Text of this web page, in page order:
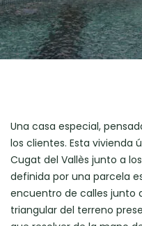
Una casa especial,
los clientes. Esta vivienda
Cugat del Vallès junto a
definida por una parcela
encuentro de calles junto
triangular del terreno